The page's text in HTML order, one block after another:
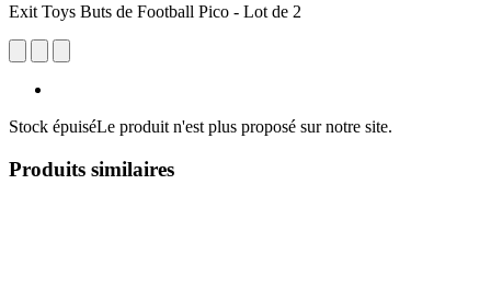
Exit Toys Buts de Football Pico - Lot de 2
Stock épuiséLe produit n'est plus proposé sur notre site.
Produits similaires